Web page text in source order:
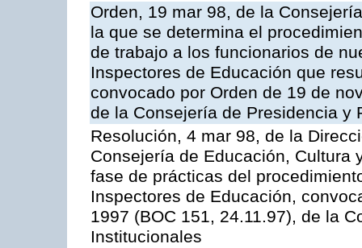
Orden, 19 mar 98, de la
la que se determina el
de trabajo a los funcionarios de
Inspectores de Educación que
convocado por Orden de 19 de
de la Consejería de Presidencia y
Resolución, 4 mar 98, de la
Consejería de Educación, Cultura
fase de prácticas del
Inspectores de Educación,
1997 (BOC 151, 24.11.97), de la
Institucionales